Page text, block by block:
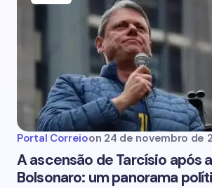
Portal Correioon 24 de novembro de
A ascensão de Tarcísio após
Bolsonaro: um panorama